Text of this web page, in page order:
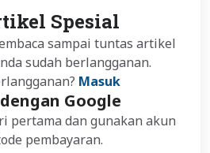
Spesial
sampai tuntas artikel
sudah berlangganan.
Masuk
Google
pertama dan gunakan akun
pembayaran.